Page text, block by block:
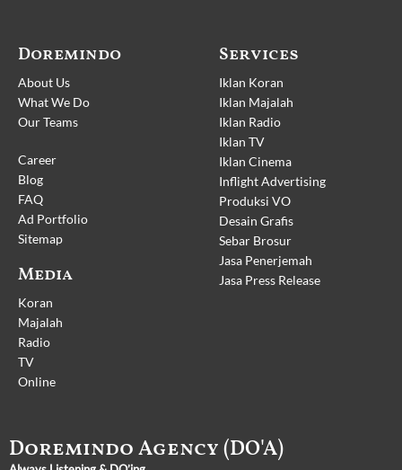
Doremindo
About Us
What We Do
Our Teams
Career
Blog
FAQ
Ad Portfolio
Sitemap
Media
Koran
Majalah
Radio
TV
Online
Services
Iklan Koran
Iklan Majalah
Iklan Radio
Iklan TV
Iklan Cinema
Inflight Advertising
Produksi VO
Desain Grafis
Sebar Brosur
Jasa Penerjemah
Jasa Press Release
Doremindo Agency (DO'A)